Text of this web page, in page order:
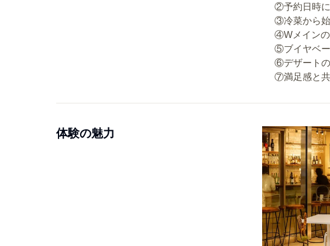
②予約日時に
③冷菜から始
④Wメインの
⑤ブイヤベー
⑥デザートの
体験の魅力